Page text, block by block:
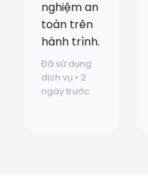
nghiệm an
toàn trên
hành trình.
Đã sử dụng
dịch vụ • 2
ngày trước